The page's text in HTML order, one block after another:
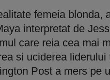
femeia blonda,
interpretat de
care reia cea mai
si uciderea
Post a mers pe